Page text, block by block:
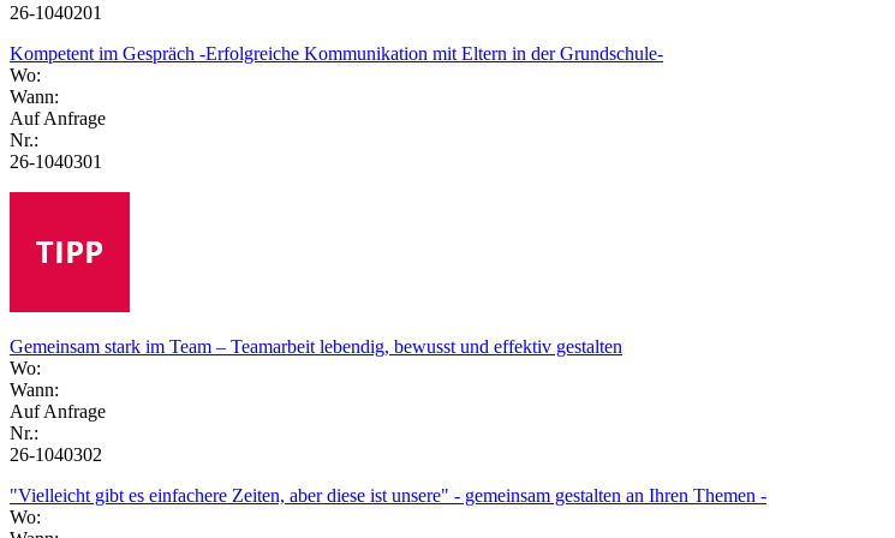
26-1040201
Kompetent im Gespräch -Erfolgreiche Kommunikation mit Eltern in der Grundschule-
Wo:
Wann:
Auf Anfrage
Nr.:
26-1040301
Gemeinsam stark im Team – Teamarbeit lebendig, bewusst und effektiv gestalten
Wo:
Wann:
Auf Anfrage
Nr.:
26-1040302
"Vielleicht gibt es einfachere Zeiten, aber diese ist unsere" - gemeinsam gestalten an Ihren Themen -
Wo: